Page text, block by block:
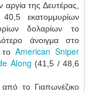
της Δευτέρας,
εκατομμυρίων
δολαρίων το
άνοιγμα στο
American Sniper
Along (41,5 / 48,6
το Γιαπωνέζικο